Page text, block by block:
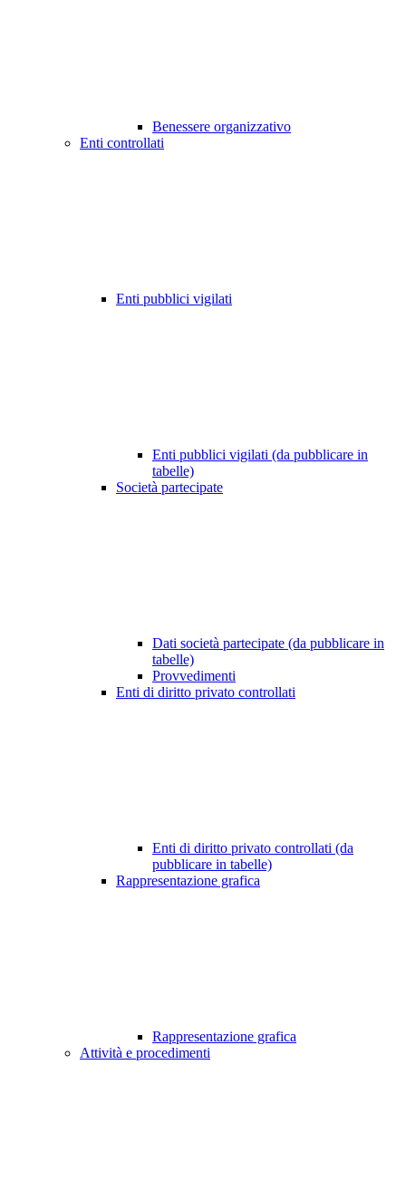
Benessere organizzativo
Enti controllati
Enti pubblici vigilati
Enti pubblici vigilati (da pubblicare in
tabelle)
Società partecipate
Dati società partecipate (da pubblicare in
tabelle)
Provvedimenti
Enti di diritto privato controllati
Enti di diritto privato controllati (da
pubblicare in tabelle)
Rappresentazione grafica
Rappresentazione grafica
Attività e procedimenti